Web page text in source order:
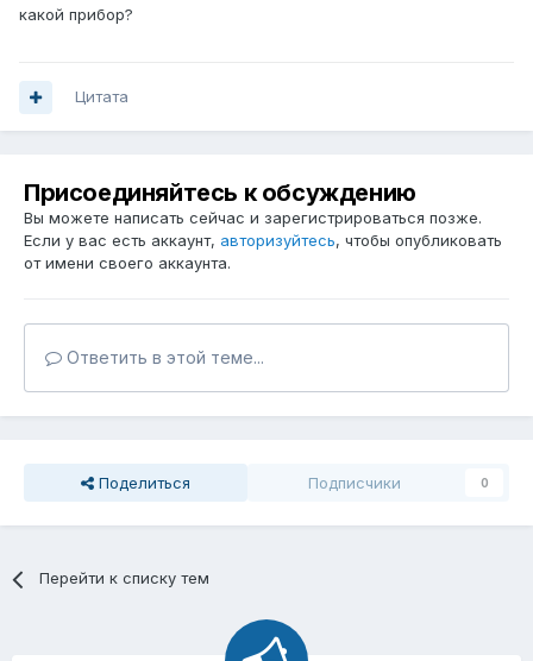
какой прибор?
Цитата
Присоединяйтесь к обсуждению
Вы можете написать сейчас и зарегистрироваться позже.
Если у вас есть аккаунт, авторизуйтесь, чтобы опубликовать
от имени своего аккаунта.
Ответить в этой теме...
Поделиться Подписчики 0
Перейти к списку тем